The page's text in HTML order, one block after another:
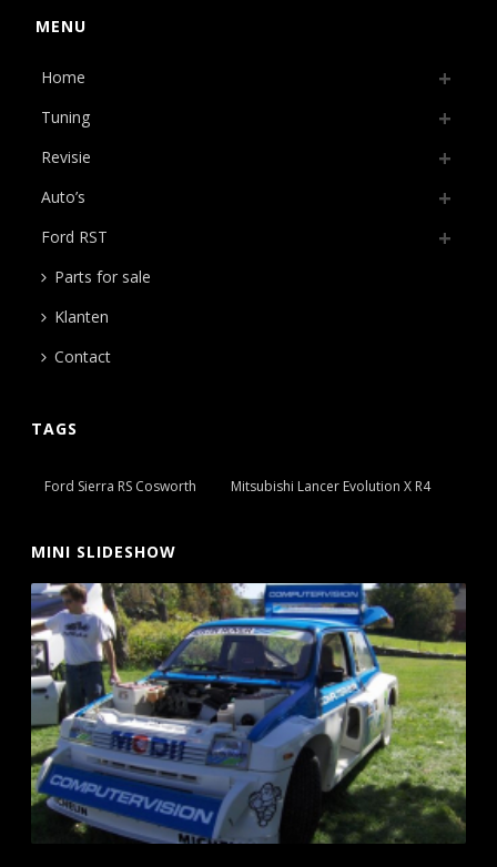
MENU
Home
Tuning
Revisie
Auto’s
Ford RST
Parts for sale
Klanten
Contact
TAGS
Ford Sierra RS Cosworth Mitsubishi Lancer Evolution X R4
MINI SLIDESHOW